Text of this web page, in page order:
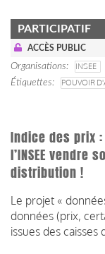
PARTICIPATIF
ACCÈS PUBLIC
Organisations
INSEE
Étiquettes
POUVOIR
Indice des prix
l’INSEE vendre
distribution !
Le projet «
données (prix,
issues des caisses